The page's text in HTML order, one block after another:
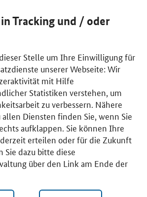
Tracking und / oder
Stelle um Ihre Einwilligung für
unserer Webseite: Wir
mit Hilfe
Statistiken verstehen, um
zu verbessern. Nähere
Diensten finden Sie, wenn Sie
aufklappen. Sie können Ihre
erteilen oder für die Zukunft
Sie dazu bitte diese
über den Link am Ende der